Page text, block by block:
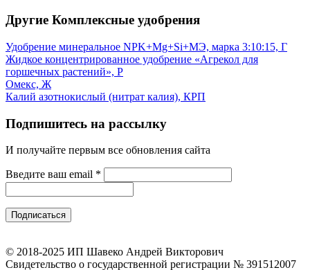
Другие Комплексные удобрения
Удобрение минеральное NPK+Mg+Si+МЭ, марка 3:10:15, Г
Жидкое концентрированное удобрение «Агрекол для
горшечных растений», Р
Омекс, Ж
Калий азотнокислый (нитрат калия), КРП
Подпишитесь на рассылку
И получайте первым все обновления сайта
Введите ваш email *
© 2018-2025 ИП Шавеко Андрей Викторович
Свидетельство о государственной регистрации № 391512007